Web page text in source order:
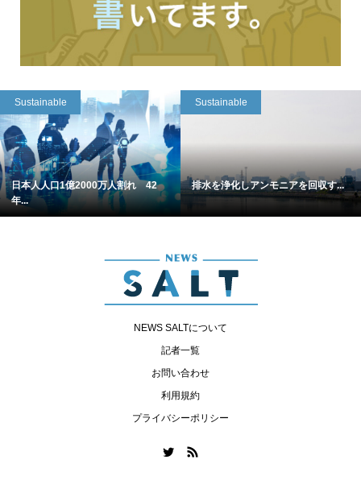
Sustainable
日本人人口1億2000万人割れ 42
年...
Sustainable
排水を浄化しアンモニアを回収す...
NEWS SALTについて
記者一覧
お問い合わせ
利用規約
プライバシーポリシー